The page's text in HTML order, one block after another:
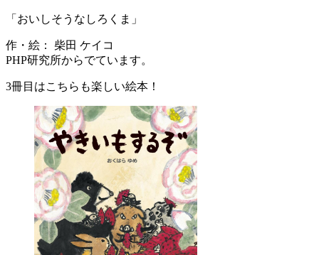
「おいしそうなしろくま」
作・絵： 柴田 ケイコ
PHP研究所からでています。
3冊目はこちらも楽しい絵本！